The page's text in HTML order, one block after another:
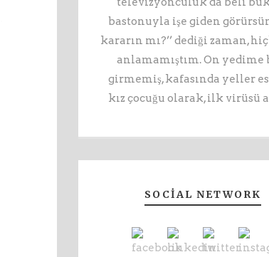
bastonuyla işe giden
kararın mı?’’ dediği zaman,
anlamamıştım. On yedime
girmemiş, kafasında yeller
kız çocuğu olarak, ilk virüsü
SOCIAL NETWORK